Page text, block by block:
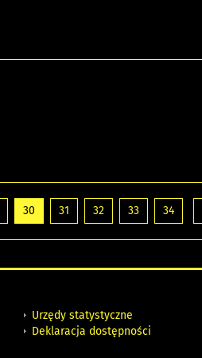
30 31 32 33 34
Urzędy statystyczne
Deklaracja dostępności